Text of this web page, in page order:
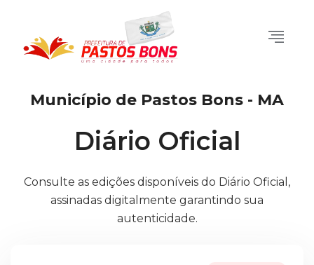
Município de Pastos Bons - MA
Diário Oficial
Consulte as edições disponíveis do Diário Oficial,
assinadas digitalmente garantindo sua
autenticidade.